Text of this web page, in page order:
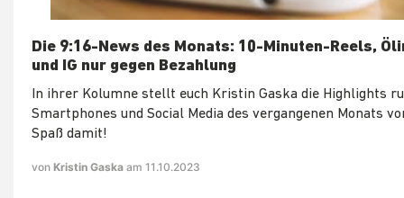
Die 9:16-News des Monats: 10-Minuten-Reels,
und IG nur gegen Bezahlung
In ihrer Kolumne stellt euch Kristin Gaska die Highlights
Smartphones und Social Media des vergangenen Monats
Spaß damit!
von Kristin Gaska am 11.10.2023